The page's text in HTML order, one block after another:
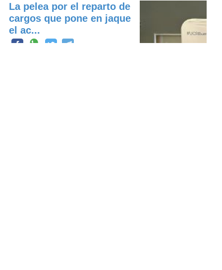
La pelea por el reparto de
cargos que pone en jaque
el ac...